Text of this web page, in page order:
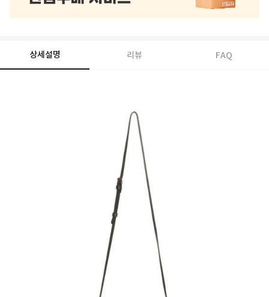
상세설명 리뷰 FAQ